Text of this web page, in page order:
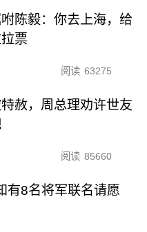
陈毅：你去上海，给
票
阅读 63275
赦，周总理劝许世友
阅读 85660
有8名将军联名请愿